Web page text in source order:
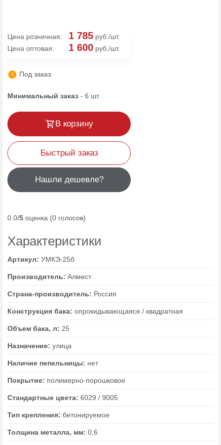
Цена розничная: 1 785 руб./шт.
Цена оптовая:
1 600 руб./шт.
Под заказ
Минимальный заказ - 6 шт.
В корзину
Быстрый заказ
Нашли дешевле?
0.0/5 оценка (0 голосов)
Характеристики
Артикул: УМКЭ-25б
Производитель: Алмест
Страна-производитель: Россия
Конструкция бака: опрокидывающаяся / квадратная
Объем бака, л: 25
Назначение: улица
Наличие пепельницы: нет
Покрытие: полимерно-порошковое
Стандартные цвета: 6029 / 9005
Тип крепления: бетонируемое
Толщина металла, мм: 0,6